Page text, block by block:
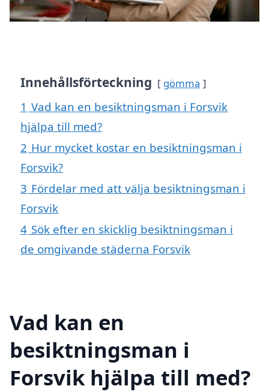
Innehållsförteckning gömma
1 Vad kan en besiktningsman i Forsvik
hjälpa till med?
2 Hur mycket kostar en besiktningsman i
Forsvik?
3 Fördelar med att välja besiktningsman i
Forsvik
4 Sök efter en skicklig besiktningsman i
de omgivande städerna Forsvik
Vad kan en
besiktningsman i
Forsvik hjälpa till med?